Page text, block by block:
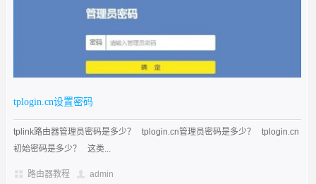
tplogin.cn设置密码
tplink路由器管理员密码是多少？ tplogin.cn管理员密码是多少？ tplogin.cn
初始密码是多少？ 这类...
路由器教程 admin